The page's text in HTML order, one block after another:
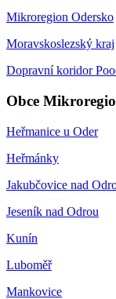
Mikroregion Odersko
Moravskoslezský kraj
Dopravní koridor
Obce
Heřmanice u Oder
Heřmánky
Jakubčovice nad
Jeseník nad Odrou
Kunín
Luboměř
Mankovice